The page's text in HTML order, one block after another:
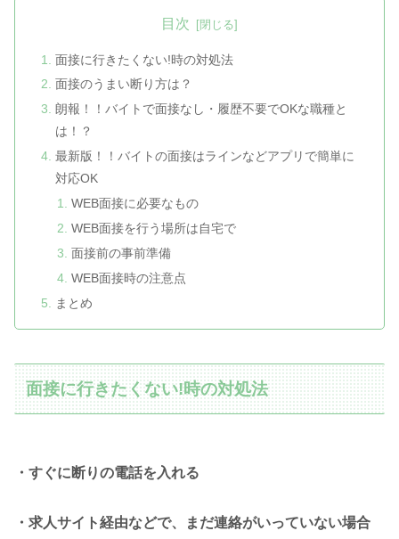
目次
面接に行きたくない!時の対処法
面接のうまい断り方は？
朗報！！バイトで面接なし・履歴不要でOKな職種と
は！？
最新版！！バイトの面接はラインなどアプリで簡単に
対応OK
WEB面接に必要なもの
WEB面接を行う場所は自宅で
面接前の事前準備
WEB面接時の注意点
まとめ
面接に行きたくない!時の対処法
・すぐに断りの電話を入れる
・求人サイト経由などで、まだ連絡がいっていない場合